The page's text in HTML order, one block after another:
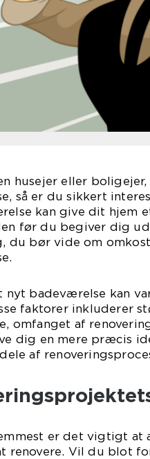
husejer eller
så er du sikkert
kan give dit hjem
før du begiver dig
du bør vide om
nyt badeværelse kan
faktorer inkluderer
omfanget af
dig en mere præcis
af
er det vigtigt at
renovere. Vil du blot